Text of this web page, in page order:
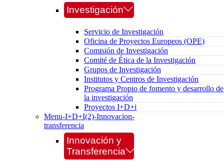
Investigación
Servicio de Investigación
Oficina de Proyectos Europeos (OPE)
Comisión de Investigación
Comité de Ética de la Investigación
Grupos de Investigación
Institutos y Centros de Investigación
Programa Propio de fomento y desarrollo de
la investigación
Proyectos I+D+i
Menu-I+D+I(2)-Innovacion-
transferencia
Innovación y
Transferencia